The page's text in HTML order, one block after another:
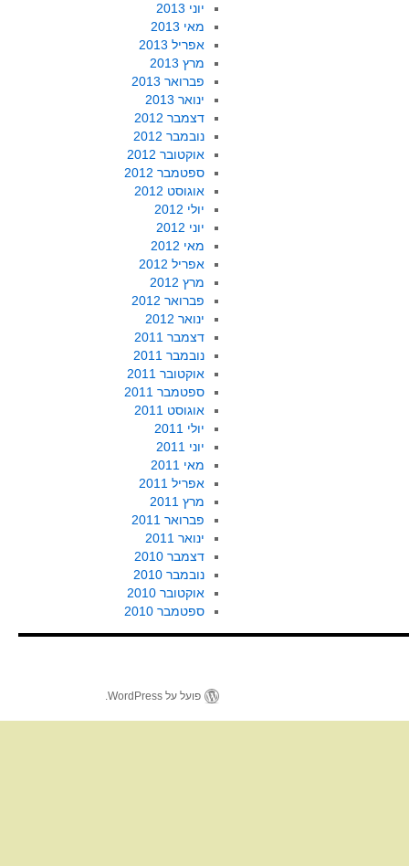
יוני 2013
מאי 2013
אפריל 2013
מרץ 2013
פברואר 2013
ינואר 2013
דצמבר 2012
נובמבר 2012
אוקטובר 2012
ספטמבר 2012
אוגוסט 2012
יולי 2012
יוני 2012
מאי 2012
אפריל 2012
מרץ 2012
פברואר 2012
ינואר 2012
דצמבר 2011
נובמבר 2011
אוקטובר 2011
ספטמבר 2011
אוגוסט 2011
יולי 2011
יוני 2011
מאי 2011
אפריל 2011
מרץ 2011
פברואר 2011
ינואר 2011
דצמבר 2010
נובמבר 2010
אוקטובר 2010
ספטמבר 2010
פועל על WordPress.